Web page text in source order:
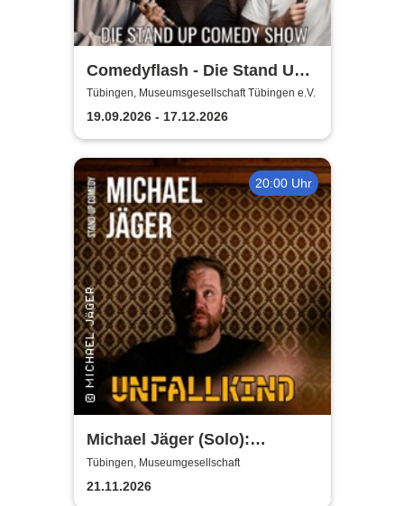
Comedyflash - Die Stand Up
Comedy Show
Tübingen, Museumsgesellschaft Tübingen e.V.
19.09.2026 - 17.12.2026
20:00 Uhr
Michael Jäger (Solo):
Unfallkind - die neue Stand-
up-Comedy Show
Tübingen, Museumgesellschaft
21.11.2026